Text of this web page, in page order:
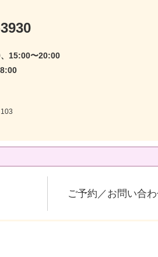
15:00〜20:00
ご予約／お問い合